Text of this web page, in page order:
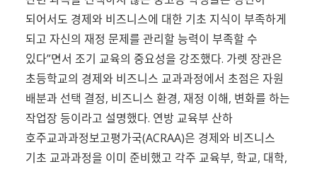
되어서도 경제와 비즈니스에 대한 기초 지식이 부족하게
되고 자신의 재정 문제를 관리할 능력이 부족할 수
있다”면서 조기 교육의 중요성을 강조했다. 가렛 장관은
초등학교의 경제와 비즈니스 교과과정에서 초점은 자원
배분과 선택 결정, 비즈니스 환경, 재정 이해, 변화를 하는
작업장 등이라고 설명했다. 연방 교육부 산하
호주교과과정보고평가국(ACRAA)은 경제와 비즈니스
기초 교과과정을 이미 준비했고 각주 교육부, 학교, 대학,